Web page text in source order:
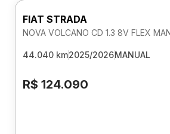
FIAT STRADA
NOVA VOLCANO CD 1.3 8V FLEX
44.040 km2025/2026MANUAL
R$ 124.090